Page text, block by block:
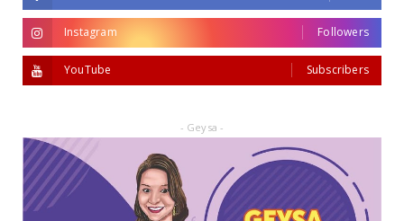
Instagram Followers
YouTube Subscribers
- Geysa -